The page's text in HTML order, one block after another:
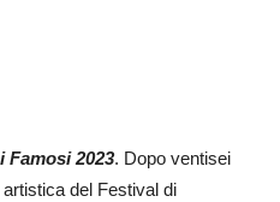
Famosi 2023. Dopo ventisei
del Festival di